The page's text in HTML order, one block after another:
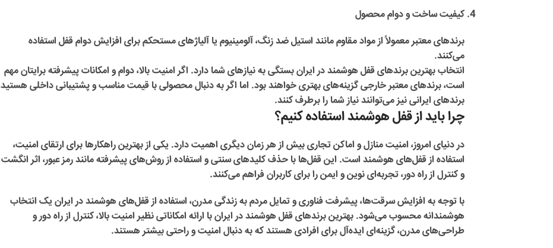
کیفیت ساخت و دوام محصول
برندهای معتبر معمولاً از مواد مقاوم مانند استیل ضد زنگ، آلومینیوم یا آلیاژهای مستحکم برای افزایش دوام قفل استفاده
می‌کنند.
انتخاب بهترین برندهای قفل هوشمند در ایران بستگی به نیازهای شما دارد. اگر امنیت بالا، دوام و امکانات پیشرفته برایتان مهم
است، برندهای معتبر خارجی گزینه‌های بهتری خواهند بود. اما اگر به دنبال محصولی با قیمت مناسب و پشتیبانی داخلی
برندهای ایرانی نیز می‌توانند نیاز شما را برطرف کنند.
چرا باید از قفل هوشمند استفاده کنیم؟
در دنیای امروز، امنیت منازل و اماکن تجاری بیش از هر زمان دیگری اهمیت دارد. یکی از بهترین راهکارها برای ارتقای امنیت،
استفاده از قفل‌های هوشمند است. این قفل‌ها با حذف کلیدهای سنتی و استفاده از روش‌های پیشرفته مانند رمز عبور، اثر انگشت
و کنترل از راه دور، تجربه‌ای نوین و ایمن را برای کاربران فراهم می‌کنند.
با توجه به افزایش سرقت‌ها، پیشرفت فناوری و تمایل مردم به زندگی مدرن، استفاده از قفل‌های هوشمند در ایران یک انتخاب
هوشمندانه محسوب می‌شود. بهترین برندهای قفل هوشمند در ایران با ارائه امکاناتی نظیر امنیت بالا، کنترل از راه دور و
طراحی‌های مدرن، گزینه‌ای ایده‌آل برای افرادی هستند که به دنبال امنیت و راحتی بیشتر هستند.